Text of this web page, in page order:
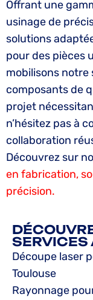
Offrant une
usinage de
solutions
pour des pièces
mobilisons
composants de
projet
n’hésitez pas à
collaboration
Découvrez sur
en fabrication,
précision.
SERVICES
Découpe laser
Toulouse
Rayonnage